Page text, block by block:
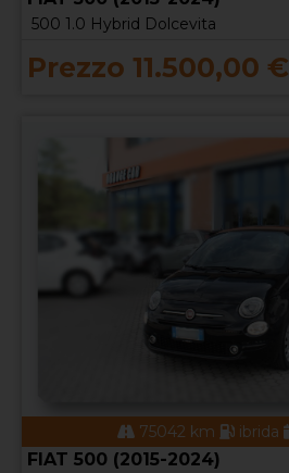
500 1.0 Hybrid Dolcevita
Prezzo 11.500,00 €
75042 km ibrida
FIAT 500 (2015-2024)